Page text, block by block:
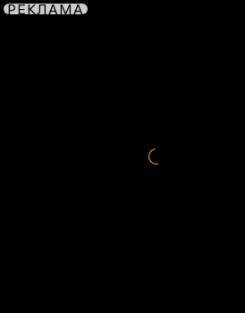
РЕКЛАМА